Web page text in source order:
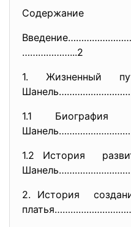
Содержание
………………...2
1. Жизненный
1.1
1.2 История
2. История